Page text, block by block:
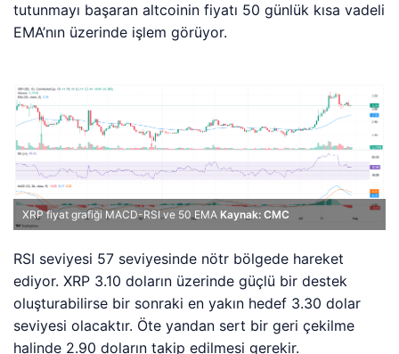
tutunmayı başaran altcoinin fiyatı 50 günlük kısa vadeli
EMA’nın üzerinde işlem görüyor.
XRP fiyat grafiği MACD-RSI ve 50 EMA Kaynak: CMC
RSI seviyesi 57 seviyesinde nötr bölgede hareket
ediyor. XRP 3.10 doların üzerinde güçlü bir destek
oluşturabilirse bir sonraki en yakın hedef 3.30 dolar
seviyesi olacaktır. Öte yandan sert bir geri çekilme
halinde 2.90 doların takip edilmesi gerekir.